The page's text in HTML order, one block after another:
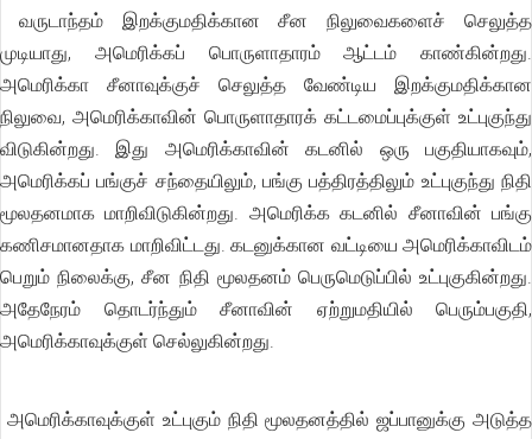
வருடாந்தம் இறக்குமதிக்கான சீன நிலுவைகளைச் செலுத்த
முடியாது, அமெரிக்கப் பொருளாதாரம் ஆட்டம் காண்கின்றது.
அமெரிக்கா சீனாவுக்குச் செலுத்த வேண்டிய இறக்குமதிக்கான
நிலுவை, அமெரிக்காவின் பொருளாதாரக் கட்டமைப்புக்குள் உட்புகுந்து
விடுகின்றது. இது அமெரிக்காவின் கடனில் ஒரு பகுதியாகவும்,
அமெரிக்கப் பங்குச் சந்தையிலும், பங்கு பத்திரத்திலும் உட்புகுந்து நிதி
மூலதனமாக மாறிவிடுகின்றது. அமெரிக்க கடனில் சீனாவின் பங்கு
கணிசமானதாக மாறிவிட்டது. கடனுக்கான வட்டியை அமெரிக்காவிடம்
பெறும் நிலைக்கு, சீன நிதி மூலதனம் பெருமெடுப்பில் உட்புகுகின்றது.
அதேநேரம் தொடர்ந்தும் சீனாவின் ஏற்றுமதியில் பெரும்பகுதி,
அமெரிக்காவுக்குள் செல்லுகின்றது.
அமெரிக்காவுக்குள் உட்புகும் நிதி மூலதனத்தில் ஜப்பானுக்கு அடுத்த